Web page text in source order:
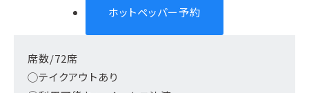
ホットペッパー予約
席数/72席
◯テイクアウトあり